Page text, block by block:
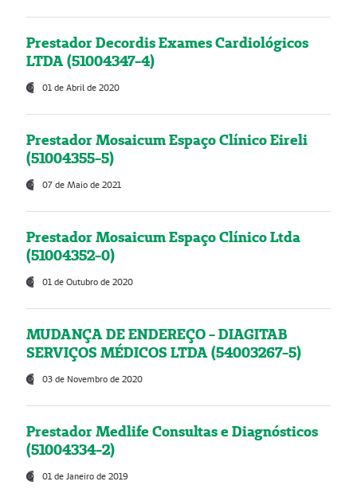
Prestador Decordis Exames Cardiológicos
LTDA (51004347-4)
01 de Abril de 2020
Prestador Mosaicum Espaço Clínico Eireli
(51004355-5)
07 de Maio de 2021
Prestador Mosaicum Espaço Clínico Ltda
(51004352-0)
01 de Outubro de 2020
MUDANÇA DE ENDEREÇO - DIAGITAB
SERVIÇOS MÉDICOS LTDA (54003267-5)
03 de Novembro de 2020
Prestador Medlife Consultas e Diagnósticos
(51004334-2)
01 de Janeiro de 2019